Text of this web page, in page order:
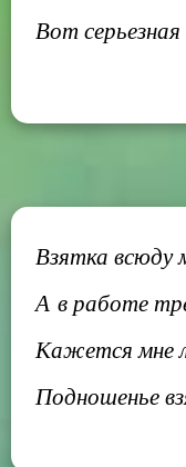
Вот
Взятка всюду
А в работе
Кажется мне
Подношенье